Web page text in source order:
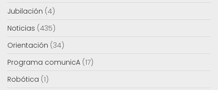
Jubilación (4)
Noticias (435)
Orientación (34)
Programa comunicA (17)
Robótica (1)